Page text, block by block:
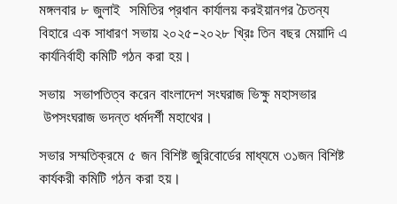
মঙ্গলবার ৮ জুলাই সমিতির প্রধান কার্যালয় করইয়ানগর চৈতন্য
বিহারে এক সাধারণ সভায় ২০২৫-২০২৮ খ্রিঃ তিন বছর মেয়াদি এ
কার্যনির্বাহী কমিটি গঠন করা হয়।
সভায় সভাপতিত্ব করেন বাংলাদেশ সংঘরাজ ভিক্ষু মহাসভার
উপসংঘরাজ ভদন্ত ধর্মদর্শী মহাথের।
সভার সম্মতিক্রমে ৫ জন বিশিষ্ট জুরিবোর্ডের মাধ্যমে ৩১জন বিশিষ্ট
কার্যকরী কমিটি গঠন করা হয়।